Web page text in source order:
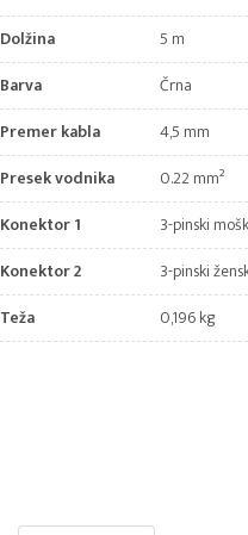
Dolžina
5 m
Barva
Črna
Premer kabla
4,5 mm
Presek vodnika
0.22 mm²
Konektor 1
3-pinski
Konektor 2
3-pinski
Teža
0,196 kg